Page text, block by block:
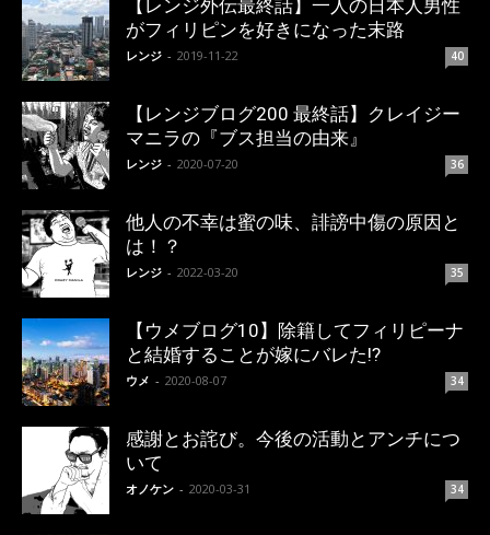
【レンジ外伝最終話】一人の日本人男性
がフィリピンを好きになった末路
レンジ - 2019-11-22 40
【レンジブログ200 最終話】クレイジー
マニラの『ブス担当の由来』
レンジ - 2020-07-20 36
他人の不幸は蜜の味、誹謗中傷の原因と
は！？
レンジ - 2022-03-20 35
【ウメブログ10】除籍してフィリピーナ
と結婚することが嫁にバレた!?
ウメ - 2020-08-07 34
感謝とお詫び。今後の活動とアンチにつ
いて
オノケン - 2020-03-31 34